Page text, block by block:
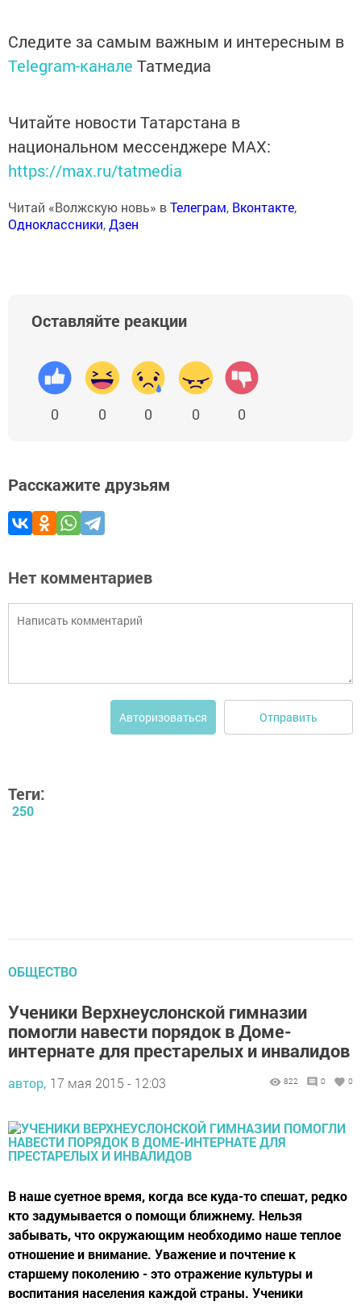
Следите за самым важным и интересным в
Telegram-канале Татмедиа
Читайте новости Татарстана в
национальном мессенджере MАХ:
https://max.ru/tatmedia
Читай «Волжскую новь» вТелеграм, Вконтакте,
Одноклассники,Дзен
Оставляйте реакции
0 0 0 0 0
Расскажите друзьям
Нет комментариев
Авторизоваться Отправить
Теги:
250
ОБЩЕСТВО
Ученики Верхнеуслонской гимназии
помогли навести порядок в Доме-
интернате для престарелых и инвалидов
автор, 17 мая 2015 - 12:03 822 0 0
В наше суетное время, когда все куда-то спешат, редко
кто задумывается о помощи ближнему. Нельзя
забывать, что окружающим необходимо наше теплое
отношение и внимание. Уважение и почтение к
старшему поколению - это отражение культуры и
воспитания населения каждой страны. Ученики